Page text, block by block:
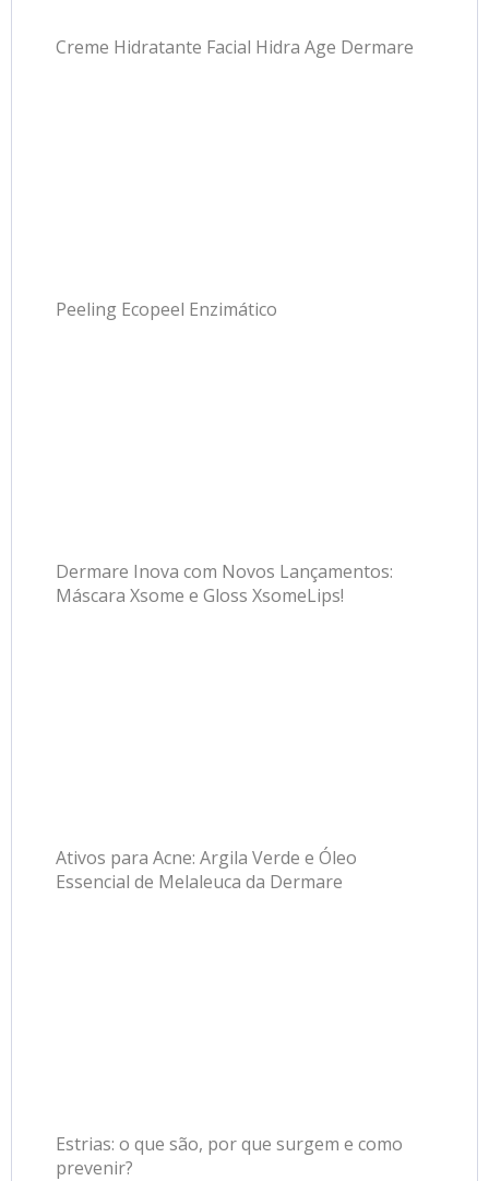
Creme Hidratante Facial Hidra Age Dermare
Peeling Ecopeel Enzimático
Dermare Inova com Novos Lançamentos:
Máscara Xsome e Gloss XsomeLips!
Ativos para Acne: Argila Verde e Óleo
Essencial de Melaleuca da Dermare
Estrias: o que são, por que surgem e como
prevenir?